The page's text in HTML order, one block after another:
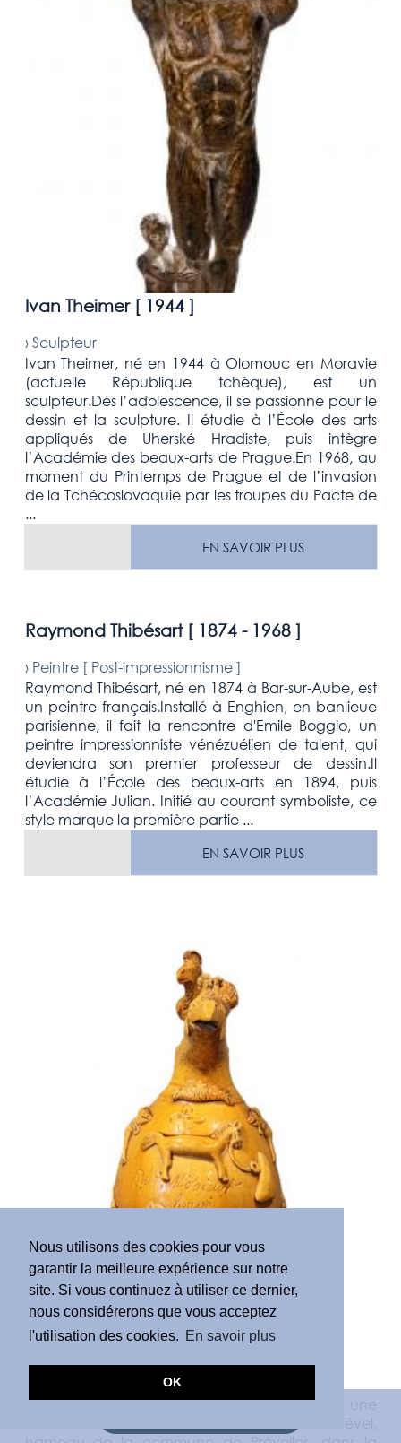
Nous utilisons des cookies pour vous
garantir la meilleure expérience sur notre
site. Si vous continuez à utiliser ce dernier,
nous considérerons que vous acceptez
l'utilisation des cookies. En savoir plus
OK
Ivan Theimer [ 1944]
›Sculpteur
Ivan Theimer, né en 1944 à Olomouc en Moravie
(actuelle République tchèque), est un
sculpteur.Dès l’adolescence, il se passionne pour le
dessin et la sculpture. Il étudie à l’École des arts
appliqués de Uherské Hradiste, puis intègre
l’Académie des beaux-arts de Prague.En 1968, au
moment du Printemps de Prague et de l’invasion
de la Tchécoslovaquie par les troupes du Pacte de
...
EN SAVOIR PLUS
Raymond Thibésart [ 1874 - 1968]
› Peintre [ Post-impressionnisme]
Raymond Thibésart, né en 1874 à Bar-sur-Aube, est
un peintre français.Installé à Enghien, en banlieue
parisienne, il fait la rencontre d'Emile Boggio, un
peintre impressionniste vénézuélien de talent, qui
deviendra son premier professeur de dessin.Il
étudie à l’École des beaux-arts en 1894, puis
l’Académie Julian. Initié au courant symboliste, ce
style marque la première partie ...
EN SAVOIR PLUS
Louis-Léopold Thuylant [1862 - 1916
Louis-Léopold Thuylant est né en 1862, dans une